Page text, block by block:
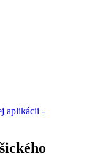
aplikácii -